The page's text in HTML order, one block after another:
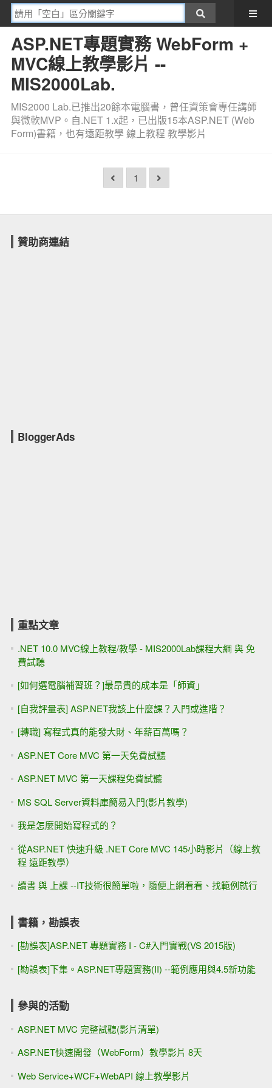
ASP.NET專題實務 WebForm +
MVC線上教學影片 --
MIS2000Lab.
MIS2000 Lab.已推出20餘本電腦書，曾任資策會專任講師
與微軟MVP。自.NET 1.x起，已出版15本ASP.NET (Web
Form)書籍，也有遠距教學 線上教程 教學影片
1
贊助商連結
BloggerAds
重點文章
.NET 10.0 MVC線上教程/教學 - MIS2000Lab課程大綱 與 免
費試聽
[如何選電腦補習班？]最昂貴的成本是「師資」
[自我評量表] ASP.NET我該上什麼課？入門或進階？
[轉職] 寫程式真的能發大財、年薪百萬嗎？
ASP.NET Core MVC 第一天免費試聽
ASP.NET MVC 第一天課程免費試聽
MS SQL Server資料庫簡易入門(影片教學)
我是怎麼開始寫程式的？
從ASP.NET 快速升級 .NET Core MVC 145小時影片（線上教
程 遠距教學）
讀書 與 上課 --IT技術很簡單啦，隨便上網看看、找範例就行
書籍，勘誤表
[勘誤表]ASP.NET 專題實務 I - C#入門實戰(VS 2015版)
[勘誤表]下集。ASP.NET專題實務(II) --範例應用與4.5新功能
參與的活動
ASP.NET MVC 完整試聽(影片清單)
ASP.NET快速開發（WebForm）教學影片 8天
Web Service+WCF+WebAPI 線上教學影片